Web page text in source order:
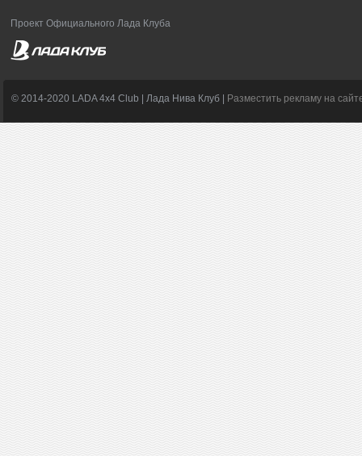
Проект Официального Лада Клуба
© 2014-2020 LADA 4x4 Club | Лада Нива Клуб | Разместить рекламу на